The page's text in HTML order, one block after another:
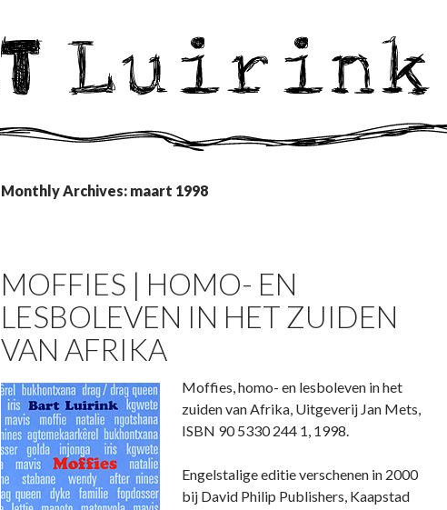
Monthly Archives: maart 1998
MOFFIES | HOMO- EN
LESBOLEVEN IN HET ZUIDEN
VAN AFRIKA
Moffies, homo- en lesboleven in het
zuiden van Afrika, Uitgeverij Jan Mets,
ISBN 90 5330 244 1, 1998.
Engelstalige editie verschenen in 2000
bij David Philip Publishers, Kaapstad